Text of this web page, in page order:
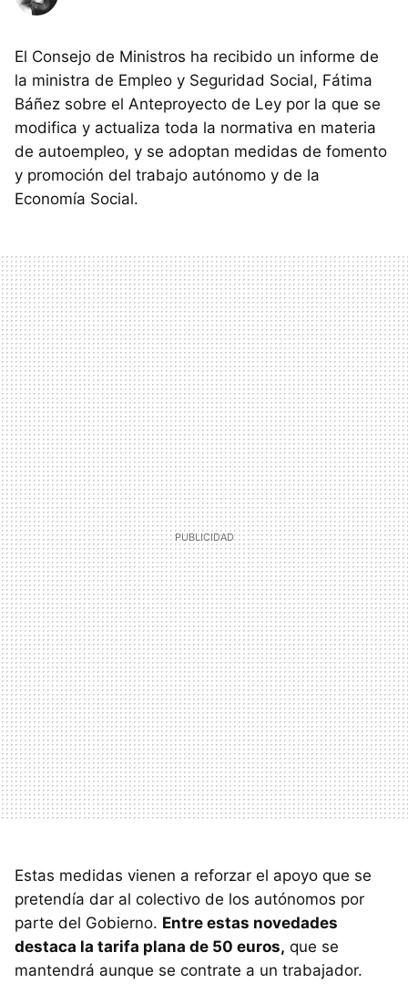
El Consejo de Ministros ha recibido un informe de
la ministra de Empleo y Seguridad Social, Fátima
Báñez sobre el Anteproyecto de Ley por la que se
modifica y actualiza toda la normativa en materia
de autoempleo, y se adoptan medidas de fomento
y promoción del trabajo autónomo y de la
Economía Social.
Estas medidas vienen a reforzar el apoyo que se
pretendía dar al colectivo de los autónomos por
parte del Gobierno. Entre estas novedades
destaca la tarifa plana de 50 euros, que se
mantendrá aunque se contrate a un trabajador.